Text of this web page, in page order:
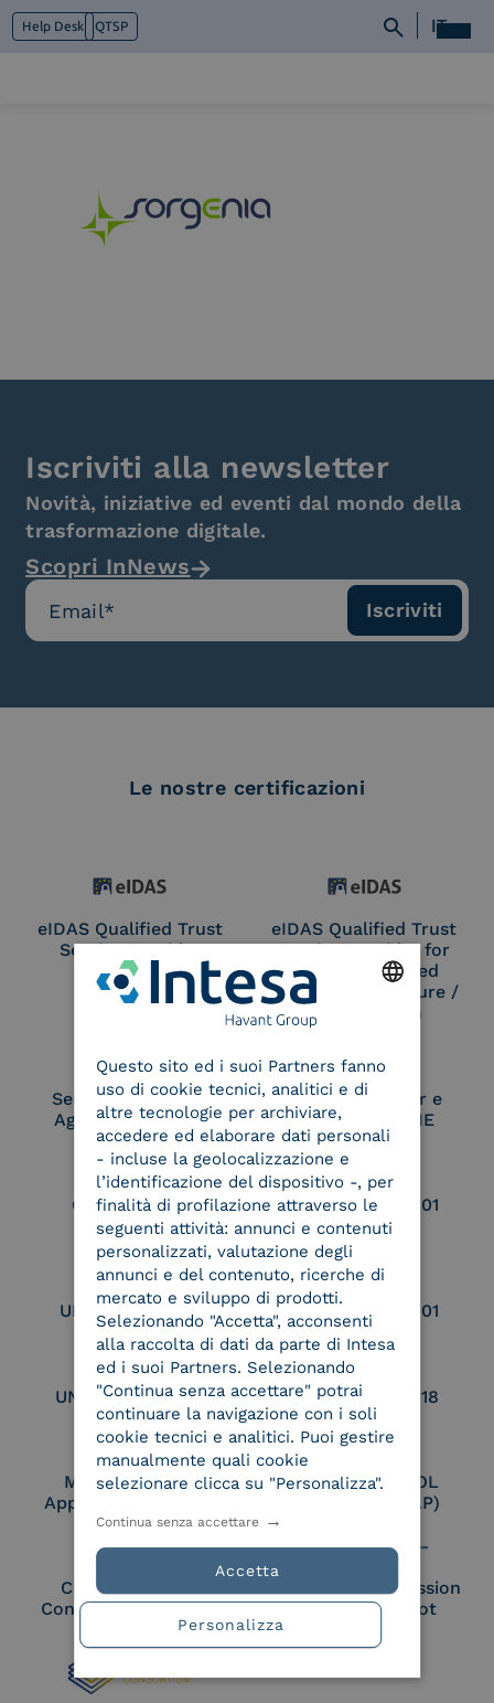
Help Desk QTSP IT
Cosa facciamo
Piattaforme
Industry
Iscriviti alla newsletter
Novità, iniziative ed eventi dal mondo della
trasformazione digitale.
Scopri InNews
Le nostre certificazioni
eIDAS Qualified Trust
Service Provider
eIDAS Qualified Trust
Service Provider for
Remote Qualified
Electronic Signature /
Seal Creation
Service Provider e
Aggregatore SPID
Service Provider e
Aggregatore CIE
Conservatore
qualificato
UNI EN ISO 37001
UNI EN ISO 9001 UNI EN ISO 27001
UNI EN ISO 27017 UNI EN ISO 27018
Membro Adobe
Approved Trust List
Certified PEPPOL
Access Point (AP)
Cloud Signature
Consortium Member
European Commission
Large Scale Pilot
ITALIAN
Questo sito ed i suoi Partners fanno
uso di cookie tecnici, analitici e di
altre tecnologie per archiviare,
accedere ed elaborare dati personali
- incluse la geolocalizzazione e
l’identificazione del dispositivo -, per
finalità di profilazione attraverso le
seguenti attività: annunci e contenuti
personalizzati, valutazione degli
annunci e del contenuto, ricerche di
mercato e sviluppo di prodotti.
Selezionando "Accetta", acconsenti
alla raccolta di dati da parte di Intesa
ed i suoi Partners. Selezionando
"Continua senza accettare" potrai
continuare la navigazione con i soli
cookie tecnici e analitici. Puoi gestire
manualmente quali cookie
selezionare clicca su "Personalizza".
Accetta
Continua senza accettare
Personalizza